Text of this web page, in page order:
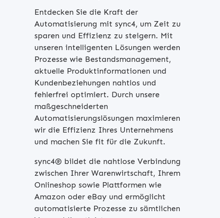
Entdecken Sie die Kraft der
Automatisierung mit sync4, um Zeit zu
sparen und Effizienz zu steigern. Mit
unseren intelligenten Lösungen werden
Prozesse wie Bestandsmanagement,
aktuelle Produktinformationen und
Kundenbeziehungen nahtlos und
fehlerfrei optimiert. Durch unsere
maßgeschneiderten
Automatisierungslösungen maximieren
wir die Effizienz Ihres Unternehmens
und machen Sie fit für die Zukunft.
sync4® bildet die nahtlose Verbindung
zwischen Ihrer Warenwirtschaft, Ihrem
Onlineshop sowie Plattformen wie
Amazon oder eBay und ermöglicht
automatisierte Prozesse zu sämtlichen